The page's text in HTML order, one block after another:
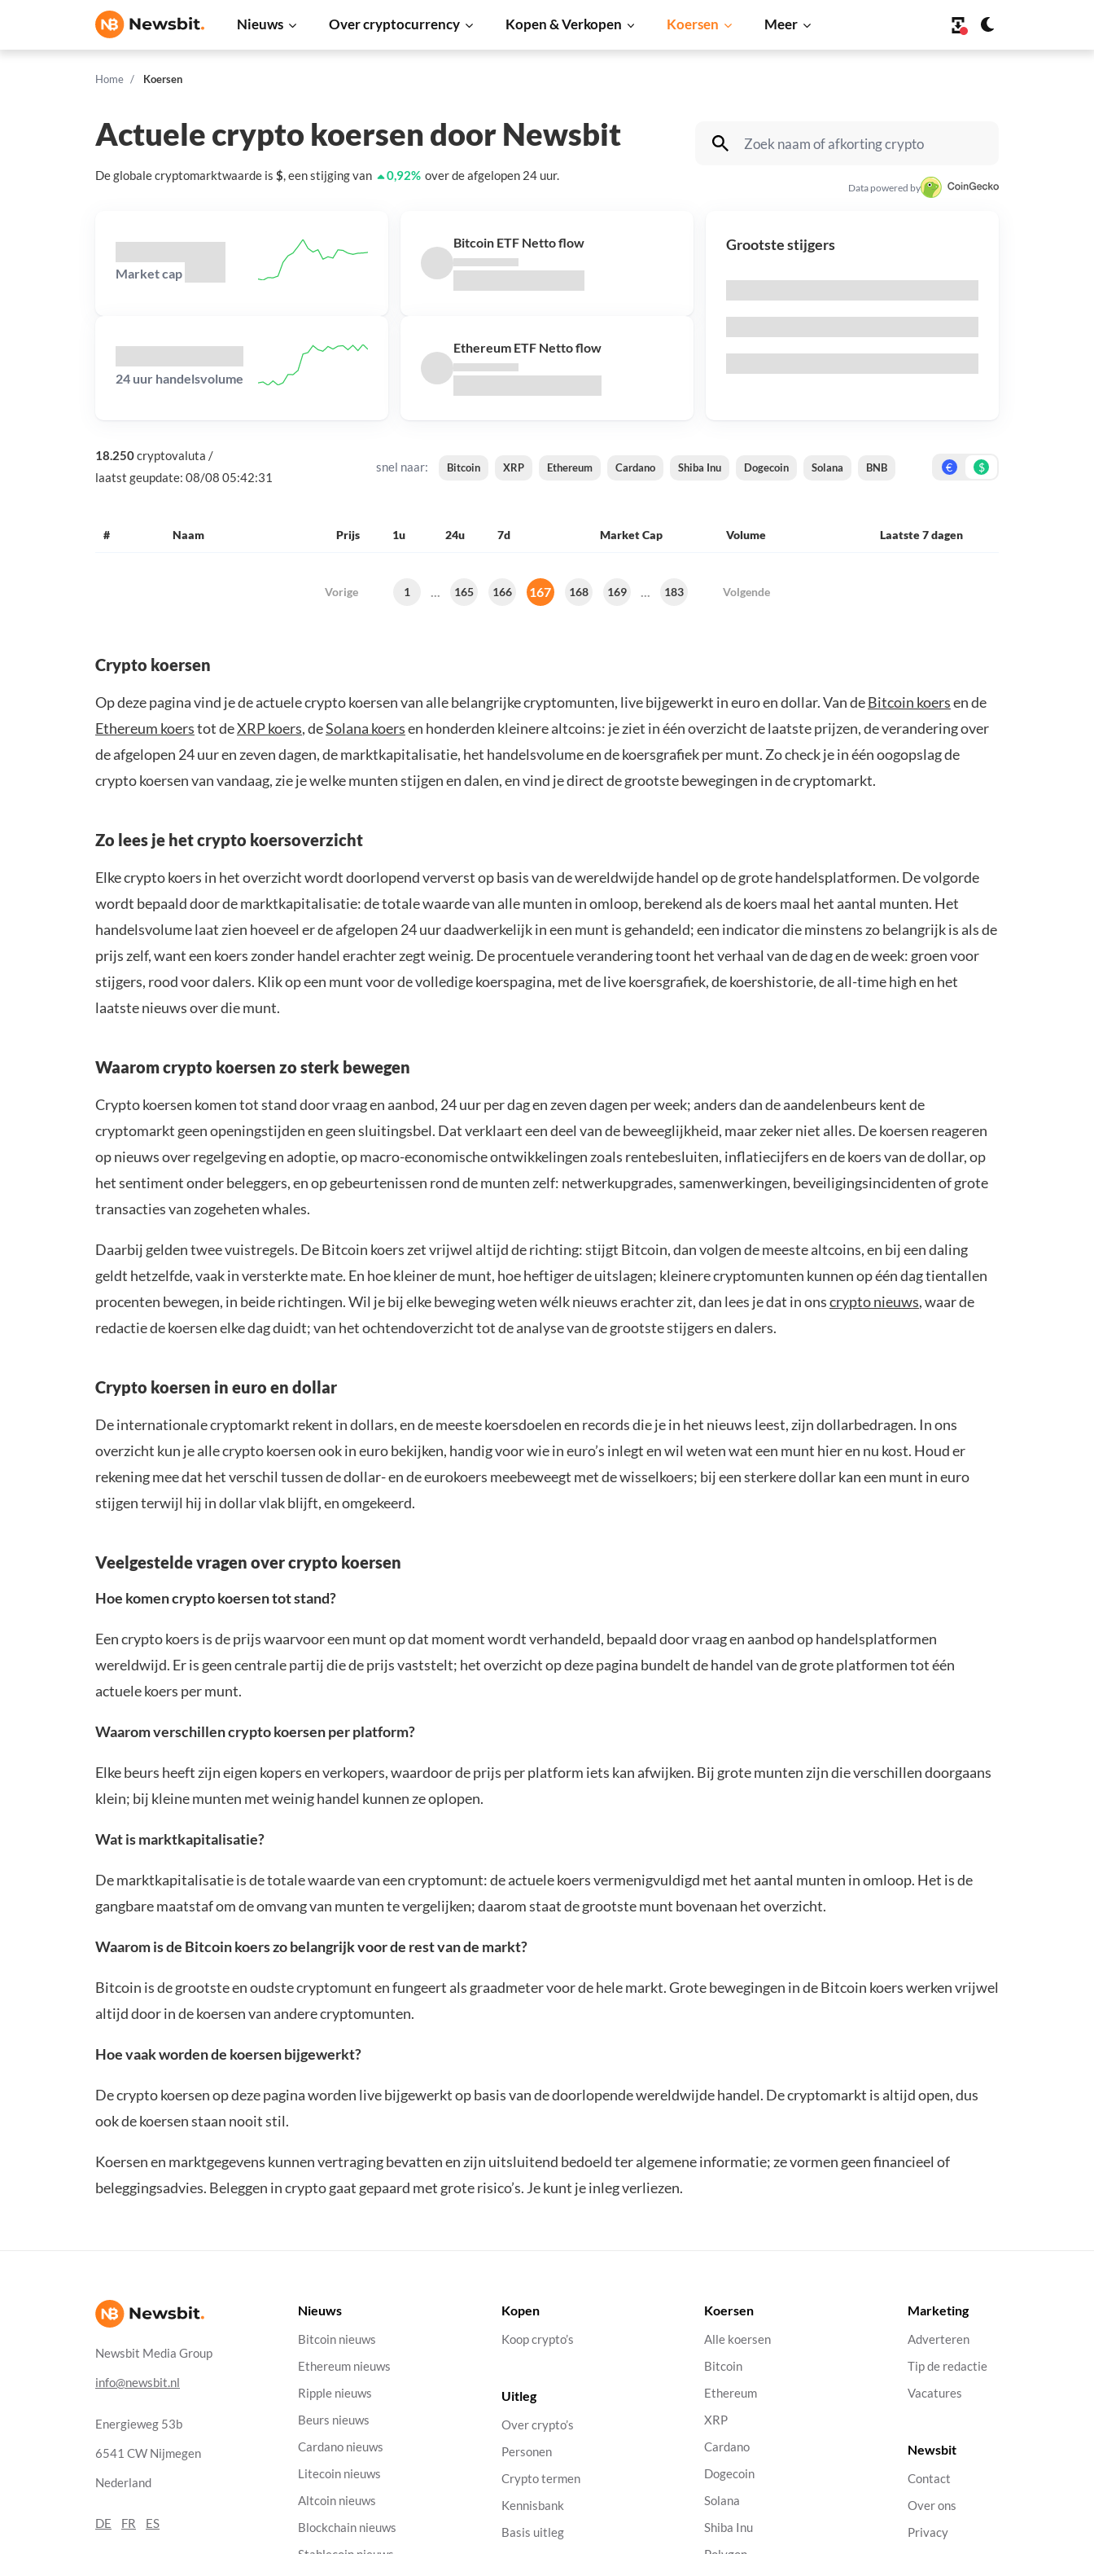
Nieuws Over cryptocurrency Kopen & Verkopen Koersen Meer
Home Koersen
Actuele crypto koersen door Newsbit
De globale cryptomarktwaarde is $, eenstijgingvan 0,92% over de afgelopen 24 uur.
Data powered by
Market cap
24 uur handelsvolume
Bitcoin ETF Netto flow
Ethereum ETF Netto flow
Grootste stijgers
18.250cryptovaluta /
laatst geupdate: 08/08 05:42:31
snel naar: Bitcoin XRP Ethereum Cardano Shiba Inu Dogecoin Solana BNB € $
# Naam Prijs 1u 24u 7d Market Cap Volume Laatste 7 dagen
Vorige 1 ... 165 166 167 168 169 ... 183 Volgende
Crypto koersen
Op deze pagina vind je de actuele crypto koersen van alle belangrijke cryptomunten, live bijgewerkt in euro en dollar. Van deBitcoin koersen de
Ethereum koerstot deXRP koers, deSolana koersen honderden kleinere altcoins: je ziet in één overzicht de laatste prijzen, de verandering over
de afgelopen 24 uur en zeven dagen, de marktkapitalisatie, het handelsvolume en de koersgrafiek per munt. Zo check je in één oogopslag de
crypto koersen van vandaag, zie je welke munten stijgen en dalen, en vind je direct de grootste bewegingen in de cryptomarkt.
Zo lees je het crypto koersoverzicht
Elke crypto koers in het overzicht wordt doorlopend ververst op basis van de wereldwijde handel op de grote handelsplatformen. De volgorde
wordt bepaald door de marktkapitalisatie: de totale waarde van alle munten in omloop, berekend als de koers maal het aantal munten. Het
handelsvolume laat zien hoeveel er de afgelopen 24 uur daadwerkelijk in een munt is gehandeld; een indicator die minstens zo belangrijk is als de
prijs zelf, want een koers zonder handel erachter zegt weinig. De procentuele verandering toont het verhaal van de dag en de week: groen voor
stijgers, rood voor dalers. Klik op een munt voor de volledige koerspagina, met de live koersgrafiek, de koershistorie, de all-time high en het
laatste nieuws over die munt.
Waarom crypto koersen zo sterk bewegen
Crypto koersen komen tot stand door vraag en aanbod, 24 uur per dag en zeven dagen per week; anders dan de aandelenbeurs kent de
cryptomarkt geen openingstijden en geen sluitingsbel. Dat verklaart een deel van de beweeglijkheid, maar zeker niet alles. De koersen reageren
op nieuws over regelgeving en adoptie, op macro-economische ontwikkelingen zoals rentebesluiten, inflatiecijfers en de koers van de dollar, op
het sentiment onder beleggers, en op gebeurtenissen rond de munten zelf: netwerkupgrades, samenwerkingen, beveiligingsincidenten of grote
transacties van zogeheten whales.
Daarbij gelden twee vuistregels. De Bitcoin koers zet vrijwel altijd de richting: stijgt Bitcoin, dan volgen de meeste altcoins, en bij een daling
geldt hetzelfde, vaak in versterkte mate. En hoe kleiner de munt, hoe heftiger de uitslagen; kleinere cryptomunten kunnen op één dag tientallen
procenten bewegen, in beide richtingen. Wil je bij elke beweging weten wélk nieuws erachter zit, dan lees je dat in onscrypto nieuws, waar de
redactie de koersen elke dag duidt; van het ochtendoverzicht tot de analyse van de grootste stijgers en dalers.
Crypto koersen in euro en dollar
De internationale cryptomarkt rekent in dollars, en de meeste koersdoelen en records die je in het nieuws leest, zijn dollarbedragen. In ons
overzicht kun je alle crypto koersen ook in euro bekijken, handig voor wie in euro’s inlegt en wil weten wat een munt hier en nu kost. Houd er
rekening mee dat het verschil tussen de dollar- en de eurokoers meebeweegt met de wisselkoers; bij een sterkere dollar kan een munt in euro
stijgen terwijl hij in dollar vlak blijft, en omgekeerd.
Veelgestelde vragen over crypto koersen
Hoe komen crypto koersen tot stand?
Een crypto koers is de prijs waarvoor een munt op dat moment wordt verhandeld, bepaald door vraag en aanbod op handelsplatformen
wereldwijd. Er is geen centrale partij die de prijs vaststelt; het overzicht op deze pagina bundelt de handel van de grote platformen tot één
actuele koers per munt.
Waarom verschillen crypto koersen per platform?
Elke beurs heeft zijn eigen kopers en verkopers, waardoor de prijs per platform iets kan afwijken. Bij grote munten zijn die verschillen doorgaans
klein; bij kleine munten met weinig handel kunnen ze oplopen.
Wat is marktkapitalisatie?
De marktkapitalisatie is de totale waarde van een cryptomunt: de actuele koers vermenigvuldigd met het aantal munten in omloop. Het is de
gangbare maatstaf om de omvang van munten te vergelijken; daarom staat de grootste munt bovenaan het overzicht.
Waarom is de Bitcoin koers zo belangrijk voor de rest van de markt?
Bitcoin is de grootste en oudste cryptomunt en fungeert als graadmeter voor de hele markt. Grote bewegingen in de Bitcoin koers werken vrijwel
altijd door in de koersen van andere cryptomunten.
Hoe vaak worden de koersen bijgewerkt?
De crypto koersen op deze pagina worden live bijgewerkt op basis van de doorlopende wereldwijde handel. De cryptomarkt is altijd open, dus
ook de koersen staan nooit stil.
Koersen en marktgegevens kunnen vertraging bevatten en zijn uitsluitend bedoeld ter algemene informatie; ze vormen geen financieel of
beleggingsadvies. Beleggen in crypto gaat gepaard met grote risico’s. Je kunt je inleg verliezen.
Newsbit Media Group
info@newsbit.nl
Energieweg 53b
6541 CW Nijmegen
Nederland
DE FR ES
Nieuws
Bitcoin nieuws
Ethereum nieuws
Ripple nieuws
Beurs nieuws
Cardano nieuws
Litecoin nieuws
Altcoin nieuws
Blockchain nieuws
Kopen
Koop crypto’s
Uitleg
Over crypto’s
Personen
Crypto termen
Kennisbank
Basis uitleg
Koersen
Alle koersen
Bitcoin
Ethereum
XRP
Cardano
Dogecoin
Solana
Shiba Inu
Marketing
Adverteren
Tip de redactie
Vacatures
Newsbit
Contact
Over ons
Privacy